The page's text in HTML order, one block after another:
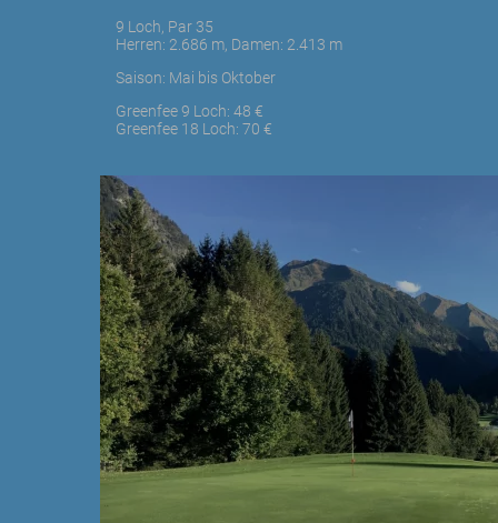
9 Loch, Par 35
Herren: 2.686 m, Damen: 2.413 m
Saison: Mai bis Oktober
Greenfee 9 Loch: 48 €
Greenfee 18 Loch: 70 €